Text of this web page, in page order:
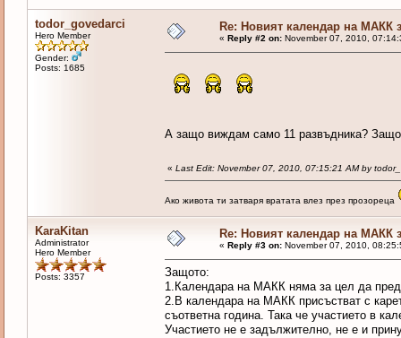
todor_govedarci
Hero Member
Gender:
Posts: 1685
Re: Новият календар на МАКК
« Reply #2 on:November 07, 2010,
А защо виждам само 11 развъдника?
« Last Edit: November 07, 2010, 07:15:21 AM by
Ако живота ти затваря вратата влез през прозореца
KaraKitan
Administrator
Hero Member
Posts: 3357
Re: Новият календар на МАКК
« Reply #3 on:November 07, 2010,
Защото:
1.Календара на МАКК няма за цел да
2.В календара на МАКК присъстват с
съответна година. Така че участието в
Участието не е задължително, не е и